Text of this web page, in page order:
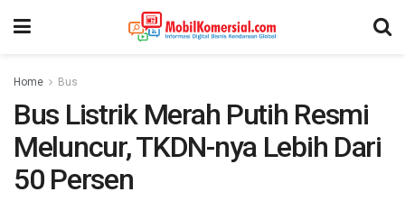
Home Bus
Bus Listrik Merah Putih Resmi
Meluncur, TKDN-nya Lebih Dari
50 Persen